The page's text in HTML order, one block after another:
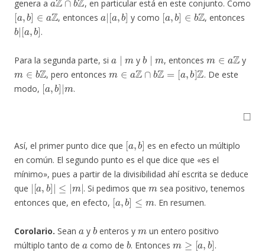
genera a , en particular está en este conjunto. Como
[a,b]∈a Z
, entonces
a|
[a,b]
y como
[a,b]∈bZ
, entonces
b|
[a,b]
.
Para la segunda parte, si
∣
y
b ∣
, entonces
Z
y
m∈ bZ
, pero entonces
m ∈a Z∩ bZ=[ a,b]Z
. De este
modo,
[a,b]| m
.
◻
Así, el primer punto dice que
[ b
es en efecto un múltiplo
en común. El segundo punto es el que dice que «es el
mínimo», pues a partir de la divisibilidad ahí escrita se deduce
que
|[a,b]|
≤|m|
. Si pedimos que
m
sea positivo, tenemos
entonces que, en efecto,
[a,b]≤m
. En resumen.
Corolario. Sean y
b
enteros y
un entero positivo
múltiplo tanto de
a
como de
b
. Entonces
m≥ [a,b]
.